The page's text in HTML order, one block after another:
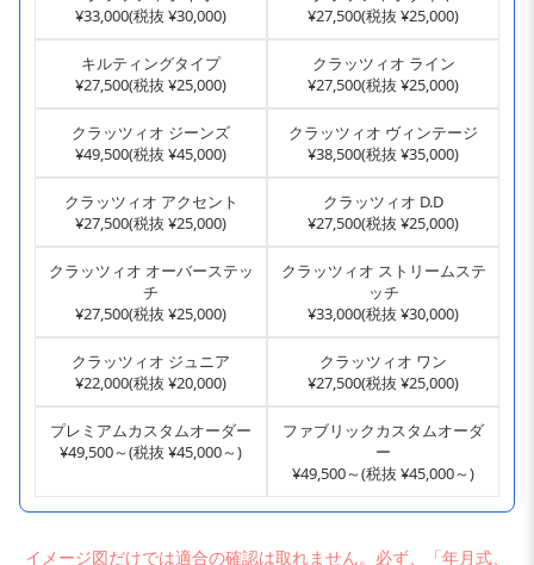
¥33,000(税抜 ¥30,000)
¥27,500(税抜 ¥25,000)
キルティングタイプ
¥27,500(税抜 ¥25,000)
クラッツィオ ライン
¥27,500(税抜 ¥25,000)
クラッツィオ ジーンズ
¥49,500(税抜 ¥45,000)
クラッツィオ ヴィンテージ
¥38,500(税抜 ¥35,000)
クラッツィオ アクセント
¥27,500(税抜 ¥25,000)
クラッツィオ D.D
¥27,500(税抜 ¥25,000)
クラッツィオ オーバーステッ
チ
¥27,500(税抜 ¥25,000)
クラッツィオ ストリームステ
ッチ
¥33,000(税抜 ¥30,000)
クラッツィオ ジュニア
¥22,000(税抜 ¥20,000)
クラッツィオ ワン
¥27,500(税抜 ¥25,000)
プレミアムカスタムオーダー
¥49,500～(税抜 ¥45,000～)
ファブリックカスタムオーダ
ー
¥49,500～(税抜 ¥45,000～)
イメージ図だけでは適合の確認は取れません。必ず、「年月式、